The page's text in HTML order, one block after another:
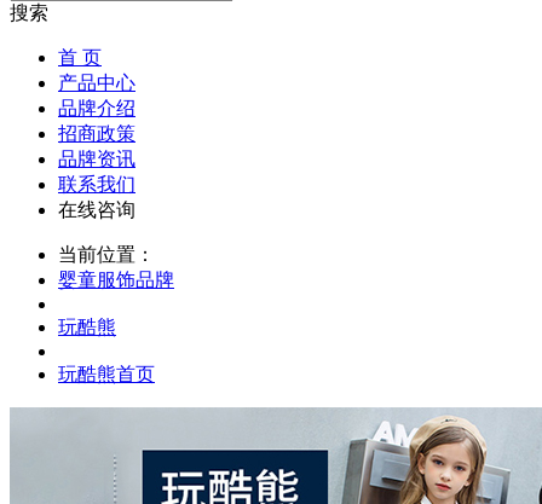
搜索
首 页
产品中心
品牌介绍
招商政策
品牌资讯
联系我们
在线咨询
当前位置：
婴童服饰品牌
玩酷熊
玩酷熊首页